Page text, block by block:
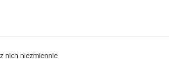
nich niezmiennie